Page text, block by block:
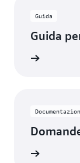
Guida
Guida